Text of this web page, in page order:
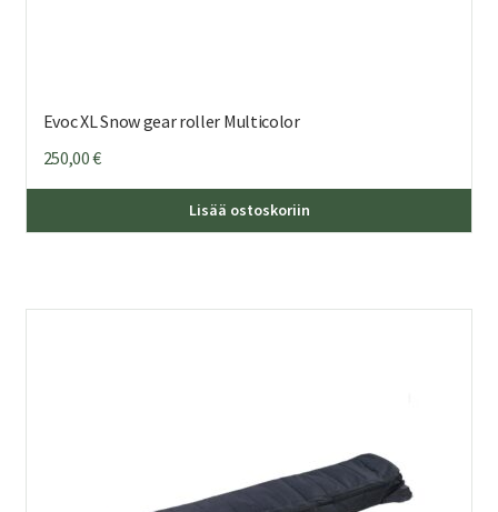
Evoc XL Snow gear roller Multicolor
250,00€
Lisää ostoskoriin